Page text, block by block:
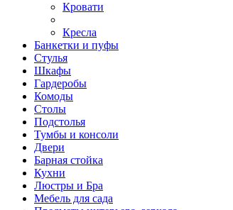
Кровати
Кресла
Банкетки и пуфы
Стулья
Шкафы
Гардеробы
Комоды
Столы
Подстолья
Тумбы и консоли
Двери
Барная стойка
Кухни
Люстры и Бра
Мебель для сада